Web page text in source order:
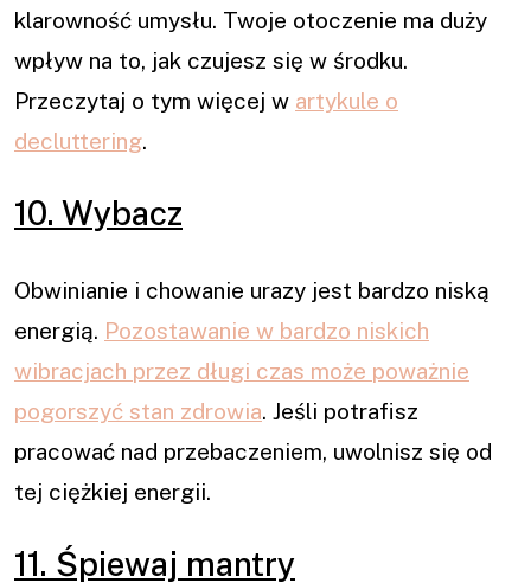
klarowność umysłu. Twoje otoczenie ma duży
wpływ na to, jak czujesz się w środku.
Przeczytaj o tym więcej w artykule o
decluttering.
10. Wybacz
Obwinianie i chowanie urazy jest bardzo niską
energią. Pozostawanie w bardzo niskich
wibracjach przez długi czas może poważnie
pogorszyć stan zdrowia. Jeśli potrafisz
pracować nad przebaczeniem, uwolnisz się od
tej ciężkiej energii.
11. Śpiewaj mantry